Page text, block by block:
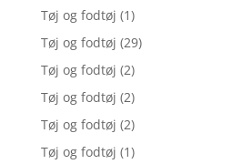
Tøj og fodtøj (1)
Tøj og fodtøj (29)
Tøj og fodtøj (2)
Tøj og fodtøj (2)
Tøj og fodtøj (2)
Tøj og fodtøj (1)